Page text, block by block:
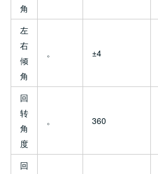
角
左
右
倾
角
。 ±4
回
转
角
度
。 360
回